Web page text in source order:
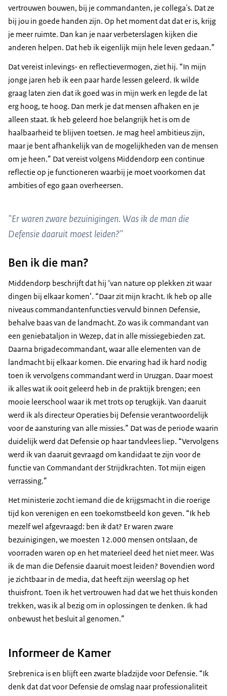
vertrouwen bouwen, bij je commandanten, je collega's. Dat ze
bij jou in goede handen zijn. Op het moment dat dat er is, krijg
je meer ruimte. Dan kan je naar verbeterslagen kijken die
anderen helpen. Dat heb ik eigenlijk mijn hele leven gedaan.”
Dat vereist inlevings- en reflectievermogen, ziet hij. “In mijn
jonge jaren heb ik een paar harde lessen geleerd. Ik wilde
graag laten zien dat ik goed was in mijn werk en legde de lat
erg hoog, te hoog. Dan merk je dat mensen afhaken en je
alleen staat. Ik heb geleerd hoe belangrijk het is om de
haalbaarheid te blijven toetsen. Je mag heel ambitieus zijn,
maar je bent afhankelijk van de mogelijkheden van de mensen
om je heen.” Dat vereist volgens Middendorp een continue
reflectie op je functioneren waarbij je moet voorkomen dat
ambities of ego gaan overheersen.
"Er waren zware bezuinigingen. Was ik de man die
Defensie daaruit moest leiden?"
Ben ik die man?
Middendorp beschrijft dat hij ‘van nature op plekken zit waar
dingen bij elkaar komen’. “Daar zit mijn kracht. Ik heb op alle
niveaus commandantenfuncties vervuld binnen Defensie,
behalve baas van de landmacht. Zo was ik commandant van
een geniebataljon in Wezep, dat in alle missiegebieden zat.
Daarna brigadecommandant, waar alle elementen van de
landmacht bij elkaar komen. Die ervaring had ik hard nodig
toen ik vervolgens commandant werd in Uruzgan. Daar moest
ik alles wat ik ooit geleerd heb in de praktijk brengen; een
mooie leerschool waar ik met trots op terugkijk. Van daaruit
werd ik als directeur Operaties bij Defensie verantwoordelijk
voor de aansturing van alle missies.” Dat was de periode waarin
duidelijk werd dat Defensie op haar tandvlees liep. “Vervolgens
werd ik van daaruit gevraagd om kandidaat te zijn voor de
functie van Commandant der Strijdkrachten. Tot mijn eigen
verrassing.”
Het ministerie zocht iemand die de krijgsmacht in die roerige
tijd kon verenigen en een toekomstbeeld kon geven. “Ik heb
mezelf wel afgevraagd: ben ikdat? Er waren zware
bezuinigingen, we moesten 12.000 mensen ontslaan, de
voorraden waren op en het materieel deed het niet meer. Was
ik de man die Defensie daaruit moest leiden? Bovendien word
je zichtbaar in de media, dat heeft zijn weerslag op het
thuisfront. Toen ik het vertrouwen had dat we het thuis konden
trekken, was ik al bezig om in oplossingen te denken. Ik had
onbewust het besluit al genomen.”
Informeer de Kamer
Srebrenica is en blijft een zwarte bladzijde voor Defensie. “Ik
denk dat dat voor Defensie de omslag naar professionaliteit